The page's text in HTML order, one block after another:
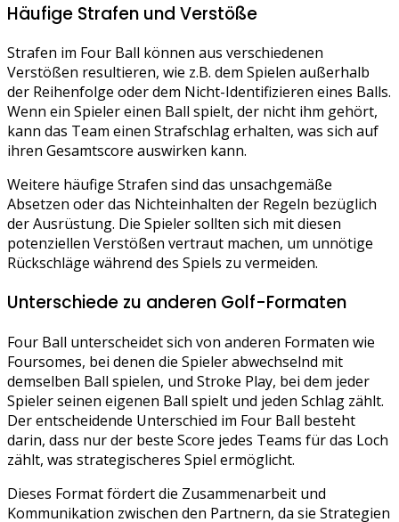
Häufige Strafen und Verstöße
Strafen im Four Ball können aus verschiedenen
Verstößen resultieren, wie z.B. dem Spielen außerhalb
der Reihenfolge oder dem Nicht-Identifizieren eines Balls.
Wenn ein Spieler einen Ball spielt, der nicht ihm gehört,
kann das Team einen Strafschlag erhalten, was sich auf
ihren Gesamtscore auswirken kann.
Weitere häufige Strafen sind das unsachgemäße
Absetzen oder das Nichteinhalten der Regeln bezüglich
der Ausrüstung. Die Spieler sollten sich mit diesen
potenziellen Verstößen vertraut machen, um unnötige
Rückschläge während des Spiels zu vermeiden.
Unterschiede zu anderen Golf-Formaten
Four Ball unterscheidet sich von anderen Formaten wie
Foursomes, bei denen die Spieler abwechselnd mit
demselben Ball spielen, und Stroke Play, bei dem jeder
Spieler seinen eigenen Ball spielt und jeden Schlag zählt.
Der entscheidende Unterschied im Four Ball besteht
darin, dass nur der beste Score jedes Teams für das Loch
zählt, was strategischeres Spiel ermöglicht.
Dieses Format fördert die Zusammenarbeit und
Kommunikation zwischen den Partnern, da sie Strategien